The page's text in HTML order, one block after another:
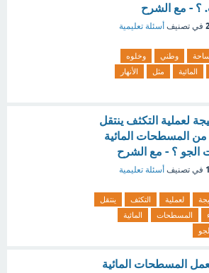
؟ - مع الشرح
في تصنيف أسئلة تعليمية
وطني
وخلوه
المائية مثل
الأنهار
لعملية التكثف ينتقل
من المسطحات المائية
الجو ؟ - مع الشرح
في تصنيف أسئلة تعليمية
لعملية التكثف
ينتقل
المسطحات
المائية
المسطحات المائية